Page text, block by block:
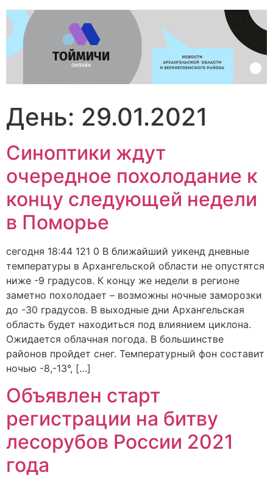
Перейти
содержимому
День: 29.01.2021
Синоптики ждут
очередное похолодание к
концу следующей недели
в Поморье
сегодня 18:44 121 0 В ближайший уикенд дневные
температуры в Архангельской области не опустятся
ниже -9 градусов. К концу же недели в регионе
заметно похолодает – возможны ночные заморозки
до -30 градусов. В выходные дни Архангельская
область будет находиться под влиянием циклона.
Ожидается облачная погода. В большинстве
районов пройдет снег. Температурный фон составит
ночью -8,-13°, […]
Объявлен старт
регистрации на битву
лесорубов России 2021
года